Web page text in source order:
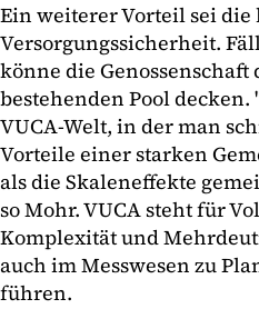
Ein weiterer Vorteil sei die
Versorgungssicherheit.
könne die Genossenschaft
bestehenden Pool
VUCA-Welt, in der man
Vorteile einer starken
als die Skaleneffekte
so Mohr. VUCA steht für
Komplexität und
auch im Messwesen zu
führen.